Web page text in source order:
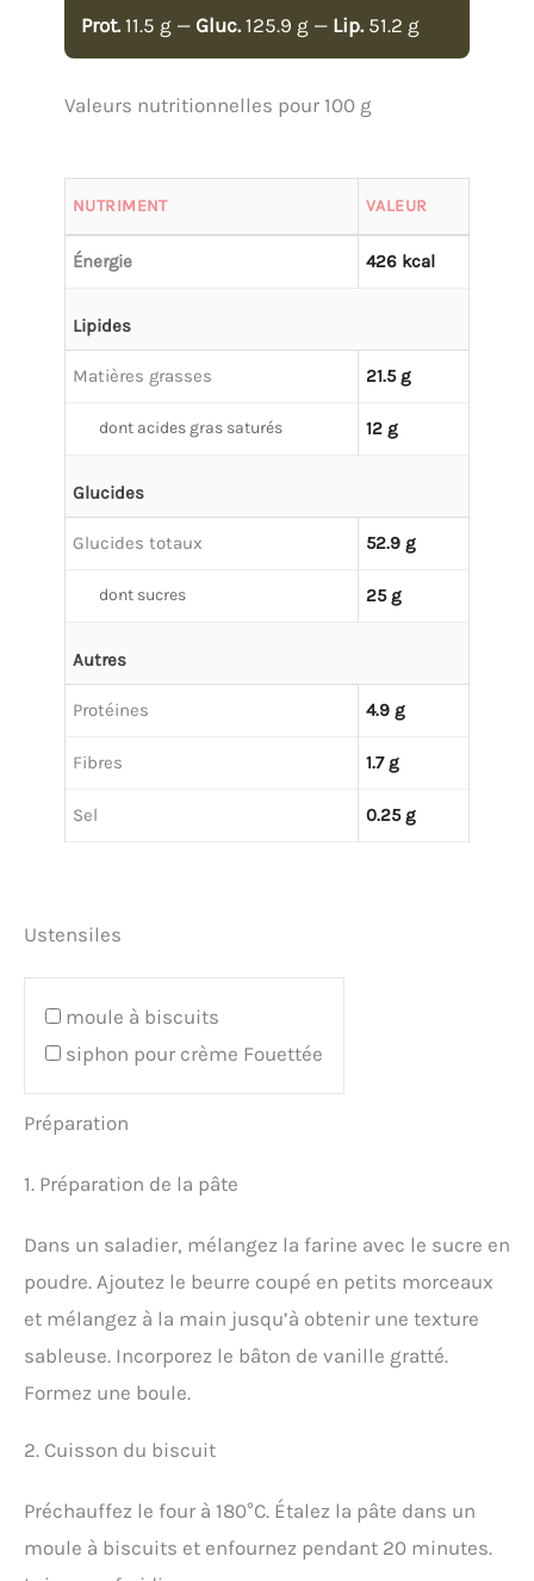
Prot. 11.5 g — Gluc. 125.9 g — Lip. 51.2 g
Valeurs nutritionnelles pour 100 g
NUTRIMENT VALEUR
Énergie 426 kcal
Lipides
Matières grasses 21.5 g
dont acides gras saturés 12 g
Glucides
Glucides totaux 52.9 g
dont sucres 25 g
Autres
Protéines 4.9 g
Fibres 1.7 g
Sel 0.25 g
Ustensiles
moule à biscuits
siphon pour crème Fouettée
Préparation
1. Préparation de la pâte
Dans un saladier, mélangez la farine avec le sucre en
poudre. Ajoutez le beurre coupé en petits morceaux
et mélangez à la main jusqu’à obtenir une texture
sableuse. Incorporez le bâton de vanille gratté.
Formez une boule.
2. Cuisson du biscuit
Préchauffez le four à 180°C. Étalez la pâte dans un
moule à biscuits et enfournez pendant 20 minutes.